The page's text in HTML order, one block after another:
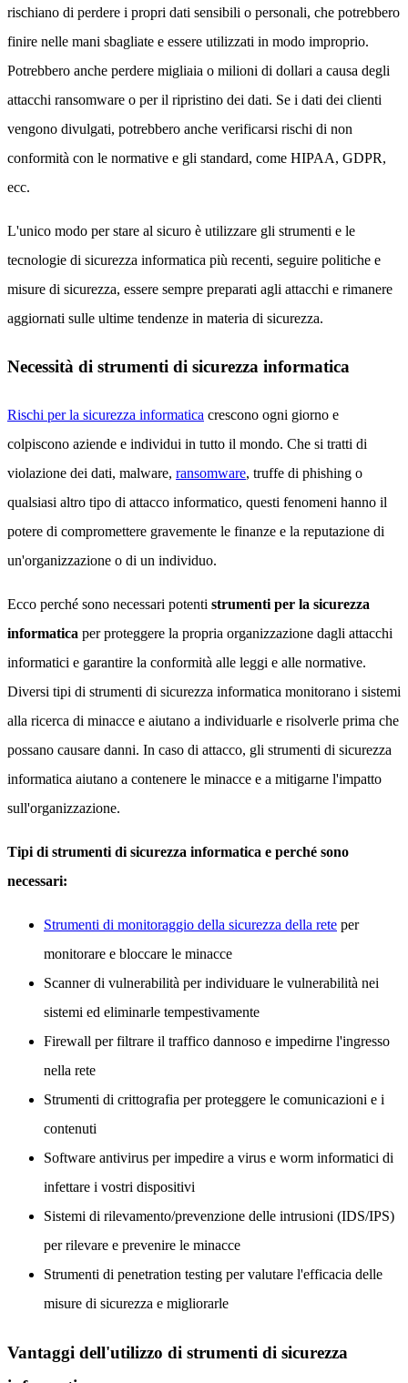
rischiano di perdere i propri dati sensibili o personali, che potrebbero
finire nelle mani sbagliate e essere utilizzati in modo improprio.
Potrebbero anche perdere migliaia o milioni di dollari a causa degli
attacchi ransomware o per il ripristino dei dati. Se i dati dei clienti
vengono divulgati, potrebbero anche verificarsi rischi di non
conformità con le normative e gli standard, come HIPAA, GDPR,
ecc.
L'unico modo per stare al sicuro è utilizzare gli strumenti e le
tecnologie di sicurezza informatica più recenti, seguire politiche e
misure di sicurezza, essere sempre preparati agli attacchi e rimanere
aggiornati sulle ultime tendenze in materia di sicurezza.
Necessità di strumenti di sicurezza informatica
Rischi per la sicurezza informatica crescono ogni giorno e
colpiscono aziende e individui in tutto il mondo. Che si tratti di
violazione dei dati, malware, ransomware, truffe di phishing o
qualsiasi altro tipo di attacco informatico, questi fenomeni hanno il
potere di compromettere gravemente le finanze e la reputazione di
un'organizzazione o di un individuo.
Ecco perché sono necessari potenti strumenti per la sicurezza
informatica per proteggere la propria organizzazione dagli attacchi
informatici e garantire la conformità alle leggi e alle normative.
Diversi tipi di strumenti di sicurezza informatica monitorano i sistemi
alla ricerca di minacce e aiutano a individuarle e risolverle prima che
possano causare danni. In caso di attacco, gli strumenti di sicurezza
informatica aiutano a contenere le minacce e a mitigarne l'impatto
sull'organizzazione.
Tipi di strumenti di sicurezza informatica e perché sono
necessari:
Strumenti di monitoraggio della sicurezza della rete per
monitorare e bloccare le minacce
Scanner di vulnerabilità per individuare le vulnerabilità nei
sistemi ed eliminarle tempestivamente
Firewall per filtrare il traffico dannoso e impedirne l'ingresso
nella rete
Strumenti di crittografia per proteggere le comunicazioni e i
contenuti
Software antivirus per impedire a virus e worm informatici di
infettare i vostri dispositivi
Sistemi di rilevamento/prevenzione delle intrusioni (IDS/IPS)
per rilevare e prevenire le minacce
Strumenti di penetration testing per valutare l'efficacia delle
misure di sicurezza e migliorarle
Vantaggi dell'utilizzo di strumenti di sicurezza